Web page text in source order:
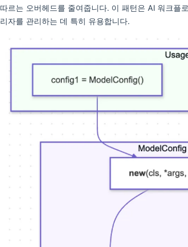
따르는 오버헤드를 줄여줍니다. 이 패턴은 AI 워크플
리자를 관리하는 데 특히 유용합니다.